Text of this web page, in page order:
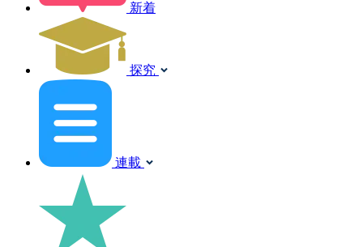
新着
探究
連載